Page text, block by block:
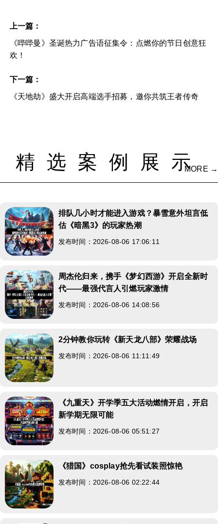
上一篇：
《哔哔曼》圣诞热力广告语征集令：点燃你的节日创意狂
欢！
下一篇：
《天地劫》盛大开启高端选手招募，邀你共筑王者传奇
精选案例展示MORE →
排队几小时才能进入游戏？暴雪意外坦言低
估《暗黑3》的玩家热潮
发布时间：2026-08-06 17:06:11
周杰伦归来，携手《梦幻西游》开启全新时
代——最强代言人引燃玩家激情
发布时间：2026-08-06 14:08:56
2分钟教你玩转《新天龙八部》荣耀战场
发布时间：2026-08-06 11:11:49
《九重天》开学季五大活动燃情开启，开启
新学期无限可能
发布时间：2026-08-06 05:51:27
《猎国》cosplay抢先看试装照惊艳
发布时间：2026-08-06 02:22:44